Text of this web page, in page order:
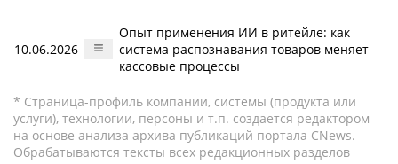
10.06.2026
Опыт применения ИИ в ритейле: как
система распознавания товаров меняет
кассовые процессы
* Страница-профиль компании, системы (продукта или
услуги), технологии, персоны и т.п. создается редактором
на основе анализа архива публикаций портала CNews.
Обрабатываются тексты всех редакционных разделов